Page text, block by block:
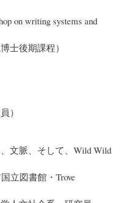
on writing systems and
士後期課程）
）
文脈、そして、Wild Wild
立図書館・Trove